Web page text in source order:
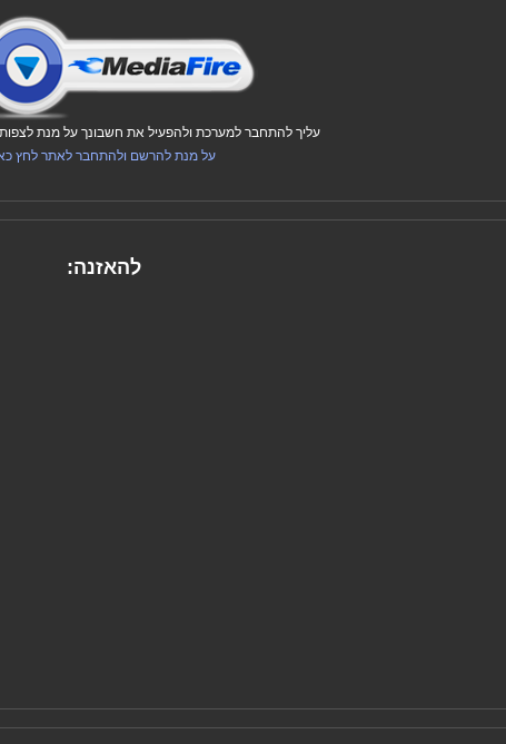
עליך להתחבר למערכת ולהפעיל את חשבונך על מנת לצפות
על מנת להרשם ולהתחבר לאתר לחץ
להאזנה: